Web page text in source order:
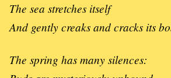
The sea stretches itself
And gently creaks and cracks its
The spring has many silences: